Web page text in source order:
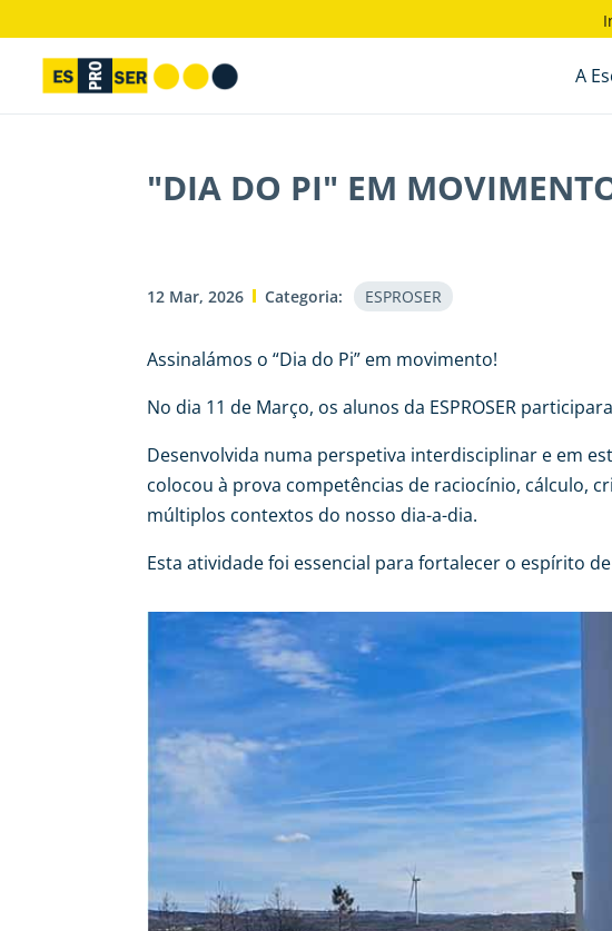
A
"DIA DO PI" EM
12 Mar, 2026 Categoria: ESPROSER
Assinalámos o “Dia do Pi” em movimento!
No dia 11 de Março, os alunos da ESPROSER
Desenvolvida numa perspetiva interdisciplinar e em
colocou à prova competências de raciocínio, cálculo,
múltiplos contextos do nosso dia-a-dia.
Esta atividade foi essencial para fortalecer o espírito